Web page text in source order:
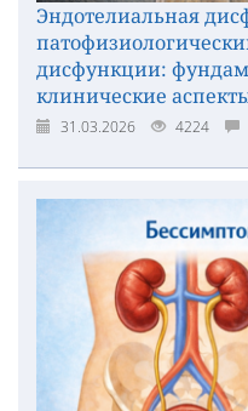
Эндотелиальная
дисфункции:
клинические
31.03.2026 4224